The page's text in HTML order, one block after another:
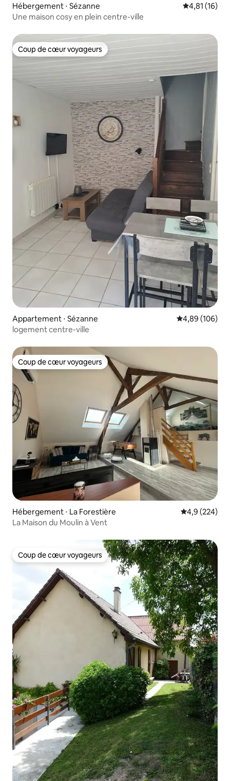
Hébergement ⋅ Sézanne Évaluation
4,81 (16)
Une maison cosy en plein centre-ville
Coup de cœur voyageurs
Coup de cœur voyageurs
Appartement ⋅ Sézanne Évaluation
4,89 (106)
logement centre-ville
Coup de cœur voyageurs
Coup de cœur voyageurs
Hébergement ⋅ La Forestière Évaluation
4,9 (224)
La Maison du Moulin à Vent
Coup de cœur voyageurs
Coup de cœur voyageurs